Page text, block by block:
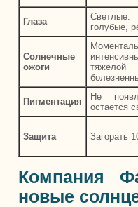
Глаза
голубые,
Солнечные
ожоги
Пигментация
Не
остается
Защита Загорать
Компания
новые